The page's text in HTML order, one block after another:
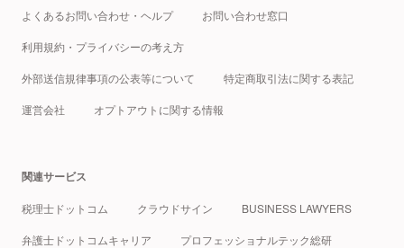
よくあるお問い合わせ・ヘルプ お問い合わせ窓口
利用規約・プライバシーの考え方
外部送信規律事項の公表等について 特定商取引法に関する表記
運営会社 オプトアウトに関する情報
関連サービス
税理士ドットコム クラウドサイン BUSINESS LAWYERS
弁護士ドットコムキャリア プロフェッショナルテック総研